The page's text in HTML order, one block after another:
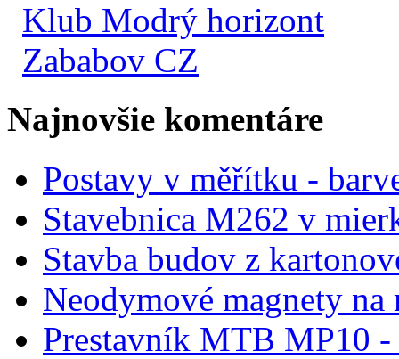
Klub Modrý horizont
Zababov CZ
Najnovšie komentáre
Postavy v měřítku -
Stavebnica M262 v
Stavba budov z
Neodymové magnety na
Prestavník MTB MP10